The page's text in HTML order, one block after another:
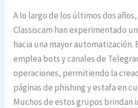
A lo largo de los últimos dos
Classiscam han experimentado
hacia una mayor automatización.
emplea bots y canales de
operaciones, permitiendo la
páginas de phishing y estafa en
Muchos de estos grupos brindan